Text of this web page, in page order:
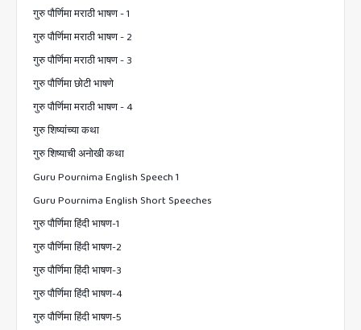
गुरु पौर्णिमा मराठी भाषण - 1
गुरु पौर्णिमा मराठी भाषण - 2
गुरु पौर्णिमा मराठी भाषण - 3
गुरु पौर्णिमा छोटी भाषणे
गुरु पौर्णिमा मराठी भाषण - 4
गुरु शिष्यांच्या कथा
गुरु शिष्याची अनोखी कथा
Guru Pournima English Speech 1
Guru Pournima English Short Speeches
गुरु पौर्णिमा हिंदी भाषण-1
गुरु पौर्णिमा हिंदी भाषण-2
गुरु पौर्णिमा हिंदी भाषण-3
गुरु पौर्णिमा हिंदी भाषण-4
गुरु पौर्णिमा हिंदी भाषण-5